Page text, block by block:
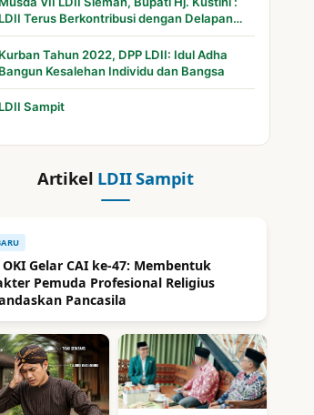
LDII Terus Berkontribusi dengan Delapan
Kurban Tahun 2022, DPP LDII: Idul Adha
Bangun Kesalehan Individu dan Bangsa
LDII Sampit
Artikel LDII Sampit
OKI Gelar CAI ke-47: Membentuk
Pemuda Profesional Religius
Pancasila